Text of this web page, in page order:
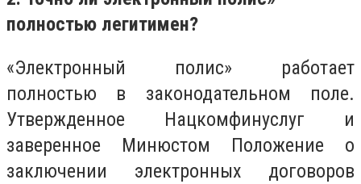
полностью легитимен?
«Электронный полис» работает
полностью в законодательном поле.
Утвержденное Нацкомфинуслуг и
заверенное Минюстом Положение о
заключении электронных договоров